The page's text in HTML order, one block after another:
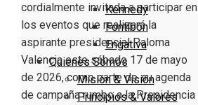
Kennedy
Fontibón
Engativa
Quienes Somos
Misión & Visión
Principios & Valores
cordialmente invitada a participar en
los eventos que realizará la
aspirante presidencial Paloma
Valencia este sábado 17 de mayo
de 2026, como parte de su agenda
de campaña rumbo a la Presidencia